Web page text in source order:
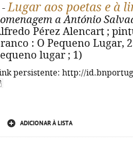
-Lugar aos poetas e à
a António
Pérez Alencart ;
: O Pequeno Lugar,
lugar ; 1)
persistente: http://
ADICIONAR À LISTA